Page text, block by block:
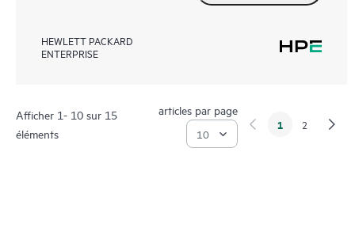
HEWLETT PACKARD
ENTERPRISE
Afficher 1- 10 sur 15
éléments
articles par page
1 2